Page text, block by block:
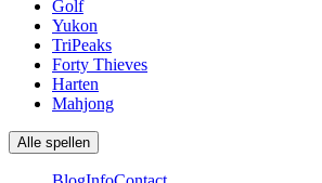
Golf
Yukon
TriPeaks
Forty Thieves
Harten
Mahjong
Alle spellen